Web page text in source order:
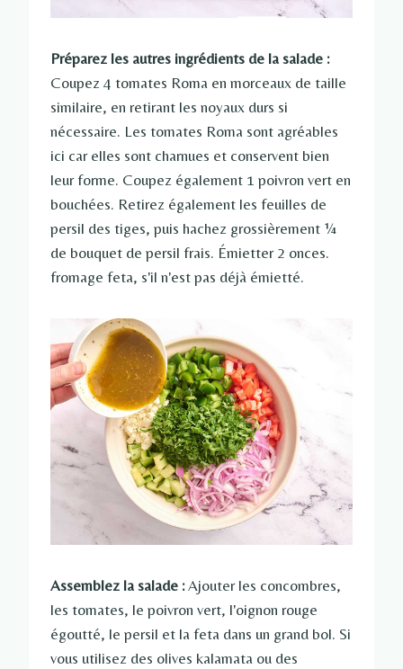
Préparez les autres ingrédients de la salade :
Coupez 4 tomates Roma en morceaux de taille
similaire, en retirant les noyaux durs si
nécessaire. Les tomates Roma sont agréables
ici car elles sont charnues et conservent bien
leur forme. Coupez également 1 poivron vert en
bouchées. Retirez également les feuilles de
persil des tiges, puis hachez grossièrement ¼
de bouquet de persil frais. Émietter 2 onces.
fromage feta, s'il n'est pas déjà émietté.
Assemblez la salade :Ajouter les concombres,
les tomates, le poivron vert, l'oignon rouge
égoutté, le persil et la feta dans un grand bol. Si
vous utilisez des olives kalamata ou des